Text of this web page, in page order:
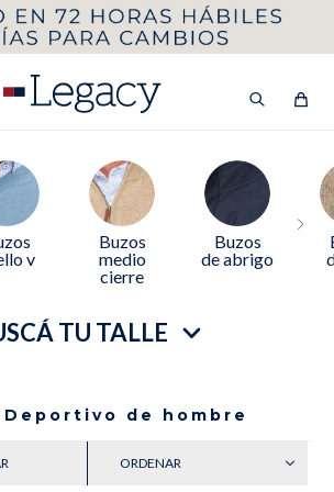
v
Buzos
medio
cierre
Buzos
de abrigo
TU TALLE
Deportivo de hombre
MI CUENTA
COLECCIÓN DE HOMBRE
SEGUNDA 50%